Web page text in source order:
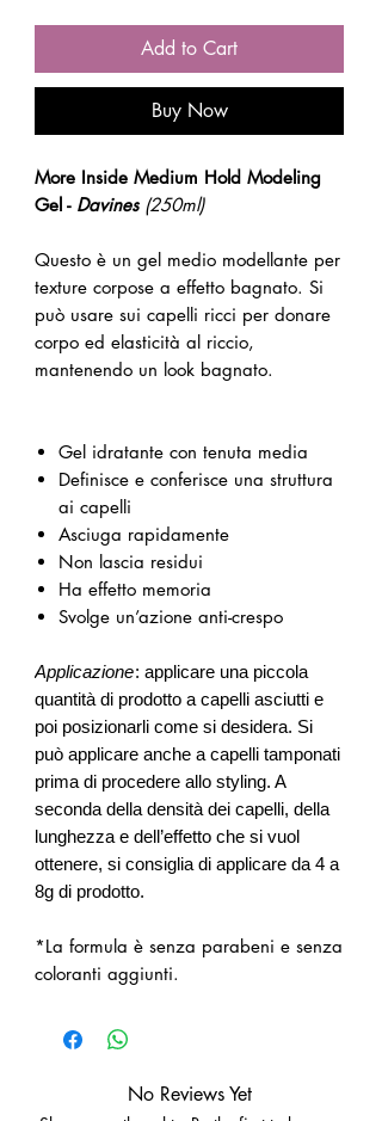
Add to Cart
Buy Now
More Inside Medium Hold Modeling
Gel -Davines(250ml)
Questo è un gel medio modellante per
texture corpose a effetto bagnato. Si
può usare sui capelli ricci per donare
corpo ed elasticità al riccio,
mantenendo un look bagnato.
Gel idratante con tenuta media
Definisce e conferisce una struttura
ai capelli
Asciuga rapidamente
Non lascia residui
Ha effetto memoria
Svolge un’azione anti-crespo
Applicazione: applicare una piccola
quantità di prodotto a capelli asciutti e
poi posizionarli come si desidera. Si
può applicare anche a capelli tamponati
prima di procedere allo styling. A
seconda della densità dei capelli, della
lunghezza e dell’effetto che si vuol
ottenere, si consiglia di applicare da 4 a
8g di prodotto.
*La formula è senza parabeni e senza
coloranti aggiunti.
No Reviews Yet